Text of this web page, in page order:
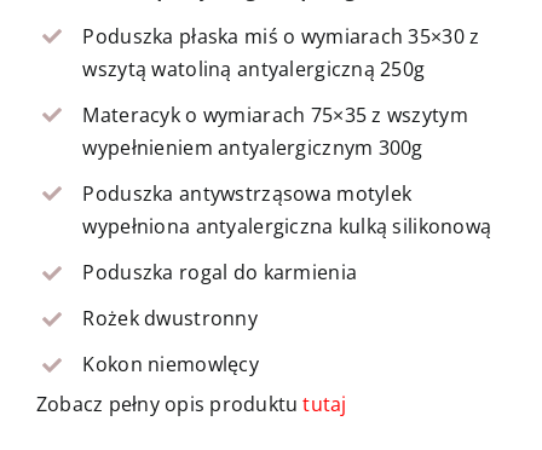
Poduszka płaska miś o wymiarach 35×30 z
wszytą watoliną antyalergiczną 250g
Materacyk o wymiarach 75×35 z wszytym
wypełnieniem antyalergicznym 300g
Poduszka antywstrząsowa motylek
wypełniona antyalergiczna kulką silikonową
Poduszka rogal do karmienia
Rożek dwustronny
Kokon niemowlęcy
Zobacz pełny opis produktututaj